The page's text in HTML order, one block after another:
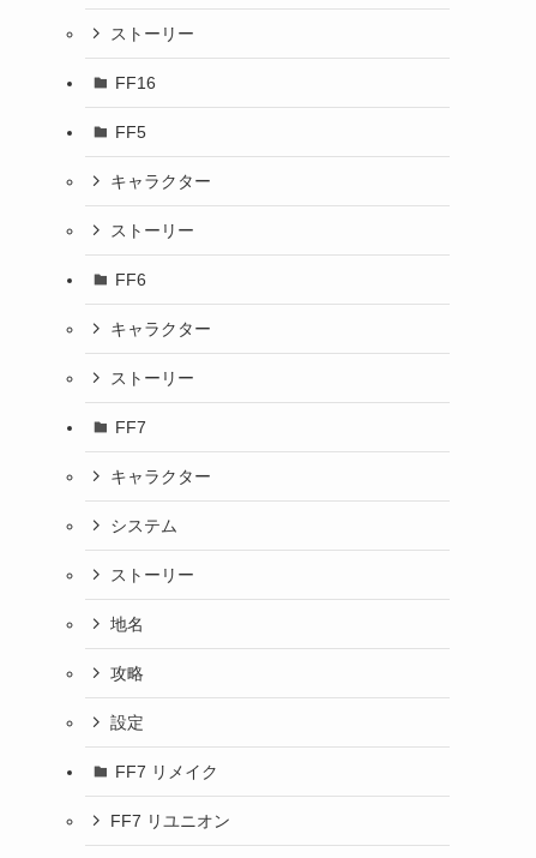
ストーリー
FF16
FF5
キャラクター
ストーリー
FF6
キャラクター
ストーリー
FF7
キャラクター
システム
ストーリー
地名
攻略
設定
FF7 リメイク
FF7 リユニオン